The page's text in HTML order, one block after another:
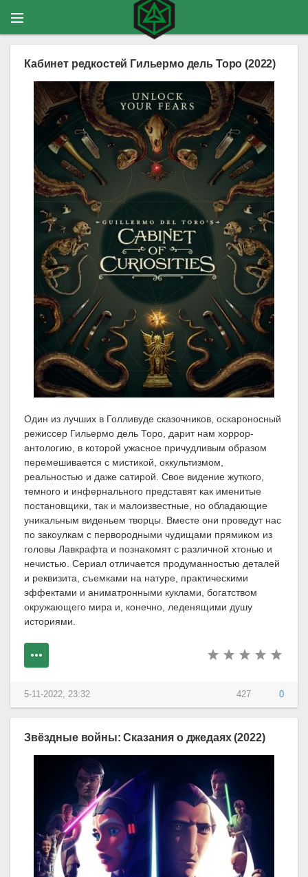
Кабинет редкостей Гильермо дель Торо (2022)
Один из лучших в Голливуде сказочников, оскароносный
режиссер Гильермо дель Торо, дарит нам хоррор-
антологию, в которой ужасное причудливым образом
перемешивается с мистикой, оккультизмом,
реальностью и даже сатирой. Свое видение жуткого,
темного и инфернального представят как именитые
постановщики, так и малоизвестные, но обладающие
уникальным виденьем творцы. Вместе они проведут нас
по закоулкам с первородными чудищами прямиком из
головы Лавкрафта и познакомят с различной хтонью и
нечистью. Сериал отличается продуманностью деталей
и реквизита, съемками на натуре, практическими
эффектами и аниматронными куклами, богатством
окружающего мира и, конечно, леденящими душу
историями.
427 0
5-11-2022, 23:32
Звёздные войны: Сказания о джедаях (2022)